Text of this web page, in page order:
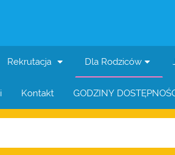
Rekrutacja Dla Rodziców
Kontakt GODZINY